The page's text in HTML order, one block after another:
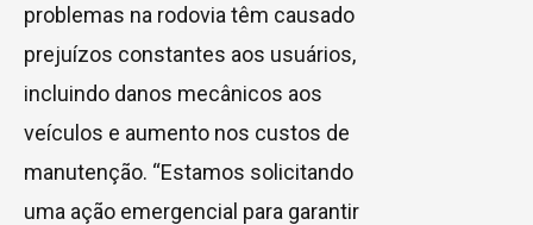
problemas na rodovia têm causado
prejuízos constantes aos usuários,
incluindo danos mecânicos aos
veículos e aumento nos custos de
manutenção. “Estamos solicitando
uma ação emergencial para garantir